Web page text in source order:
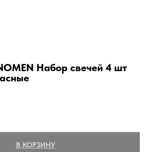
Набор свечей 4 шт
В КОРЗИНУ